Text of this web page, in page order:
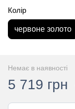
Колір
червоне золото
Немає в наявності
5 719 грн